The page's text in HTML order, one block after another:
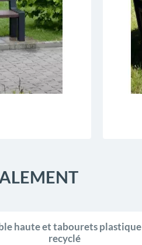
haute et tabourets plastique
recyclé